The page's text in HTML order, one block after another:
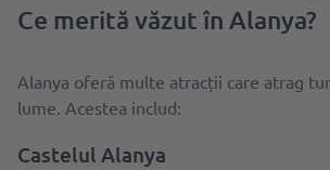
Ce merită văzut în Alanya?
Alanya oferă multe atracții care atrag
lume. Acestea includ:
Castelul Alanya